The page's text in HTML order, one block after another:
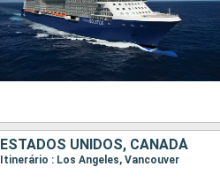
ESTADOS UNIDOS, CANADÁ
Itinerário : Los Angeles, Vancouver